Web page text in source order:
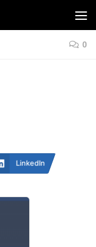
0
LinkedIn